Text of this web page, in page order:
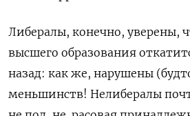
Либералы, конечно, уверены,
высшего образования
назад: как же, нарушены
меньшинств! Нелибералы